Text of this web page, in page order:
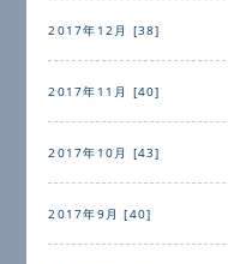
2017年12月 [38]
2017年11月 [40]
2017年10月 [43]
2017年9月 [40]